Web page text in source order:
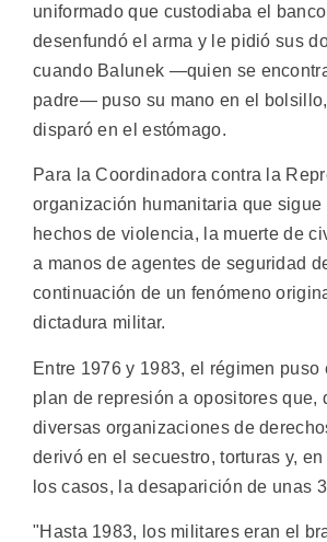
uniformado que custodiaba el
desenfundó el arma y le pidió sus
cuando Balunek —quien se
padre— puso su mano en el
disparó en el estómago.
Para la Coordinadora contra la
organización humanitaria que sigue
hechos de violencia, la muerte de
a manos de agentes de seguridad
continuación de un fenómeno
dictadura militar.
Entre 1976 y 1983, el régimen puso
plan de represión a opositores que,
diversas organizaciones de
derivó en el secuestro, torturas y,
los casos, la desaparición de unas
"Hasta 1983, los militares eran el